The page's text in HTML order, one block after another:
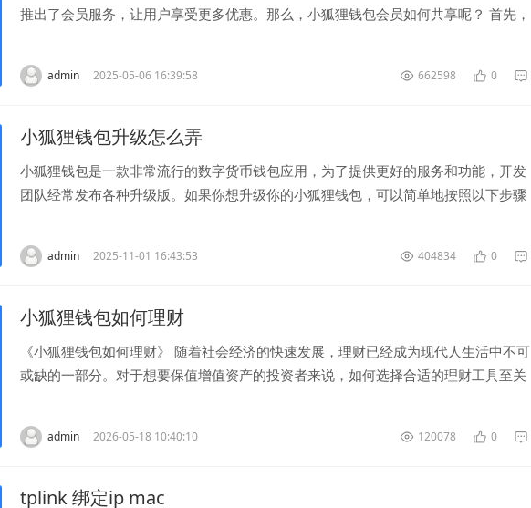
推出了会员服务，让用户享受更多优惠。那么，小狐狸钱包会员如何共享呢？ 首先，
admin 2025-05-06 16:39:58 662598 0
小狐狸钱包升级怎么弄
小狐狸钱包是一款非常流行的数字货币钱包应用，为了提供更好的服务和功能，开发
团队经常发布各种升级版。如果你想升级你的小狐狸钱包，可以简单地按照以下步骤
admin 2025-11-01 16:43:53 404834 0
小狐狸钱包如何理财
《小狐狸钱包如何理财》 随着社会经济的快速发展，理财已经成为现代人生活中不可
或缺的一部分。对于想要保值增值资产的投资者来说，如何选择合适的理财工具至关
admin 2026-05-18 10:40:10 120078 0
tplink 绑定ip mac